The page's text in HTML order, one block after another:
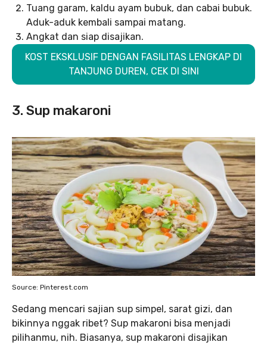
Tuang garam, kaldu ayam bubuk, dan cabai bubuk.
Aduk-aduk kembali sampai matang.
Angkat dan siap disajikan.
KOST EKSKLUSIF DENGAN FASILITAS LENGKAP DI
TANJUNG DUREN, CEK DI SINI
3. Sup makaroni
Source: Pinterest.com
Sedang mencari sajian sup simpel, sarat gizi, dan
bikinnya nggak ribet? Sup makaroni bisa menjadi
pilihanmu, nih. Biasanya, sup makaroni disajikan